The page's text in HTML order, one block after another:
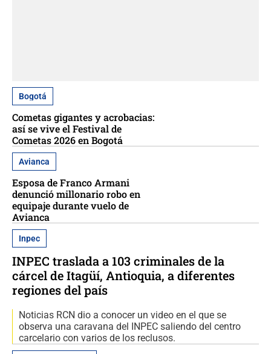
Bogotá
Cometas gigantes y acrobacias:
así se vive el Festival de
Cometas 2026 en Bogotá
Avianca
Esposa de Franco Armani
denunció millonario robo en
equipaje durante vuelo de
Avianca
Inpec
INPEC traslada a 103 criminales de la
cárcel de Itagüí, Antioquia, a diferentes
regiones del país
Noticias RCN dio a conocer un video en el que se
observa una caravana del INPEC saliendo del centro
carcelario con varios de los reclusos.